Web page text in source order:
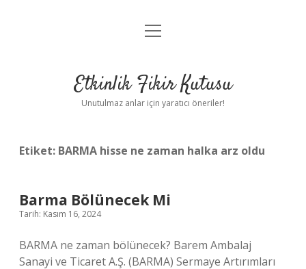
Anasayfa
Yasal Uyarı
menüyü
Etkinlik Fikir Kutusu
Unutulmaz anlar için yaratıcı öneriler!
Etiket: BARMA hisse ne zaman halka arz oldu
Barma Bölünecek Mi
Tarih: Kasım 16, 2024
BARMA ne zaman bölünecek? Barem Ambalaj
Sanayi ve Ticaret A.Ş. (BARMA) Sermaye Artırımları